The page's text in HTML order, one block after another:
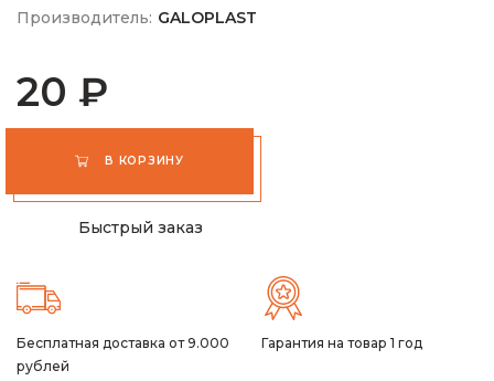
Производитель: GALOPLAST
20 ₽
В КОРЗИНУ
Быстрый заказ
Бесплатная доставка от 9.000
рублей
Гарантия на товар 1 год